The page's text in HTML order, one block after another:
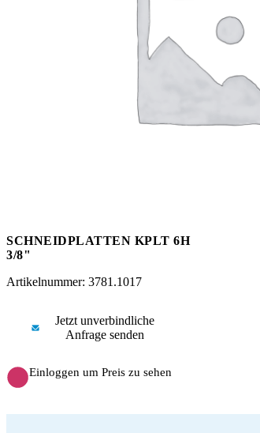
SCHNEIDPLATTEN KPLT 6H
3/8"
Artikelnummer: 3781.1017
Jetzt unverbindliche
Anfrage senden
Einloggen um Preis zu sehen